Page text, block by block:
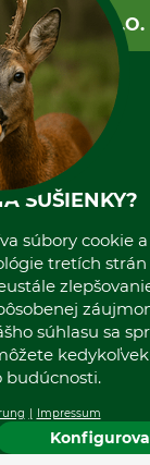
Ochrana
Otváracie hodiny
Zrušenie
Dobierka
Platba vopred
Sepa-inkaso
Osobný odber
GRUBE S.R.O.
O nás
Predajňa
Kolektív GRUBE
Naše pobočky v
*Všetky
SUŠIENKY?
súbory cookie a
tretích strán
súhlasu sa
budúcnosti.
Impressum